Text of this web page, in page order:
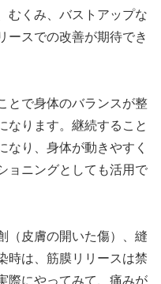
むくみ、バストアップな
ースでの改善が期待でき
とで身体のバランスが整
なります。継続すること
なり、身体が動きやすく
ョニングとしても活用で
（皮膚の開いた傷）、縫
時は、筋膜リリースは禁
際にやってみて、痛みが